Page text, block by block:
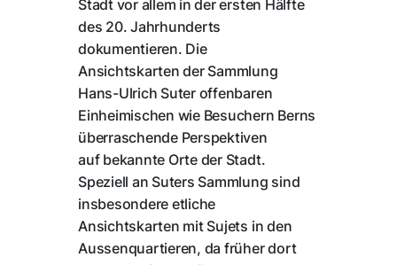
Stadt vor allem in der ersten Hälfte
des 20. Jahrhunderts
dokumentieren. Die
Ansichtskarten der Sammlung
Hans-Ulrich Suter offenbaren
Einheimischen wie Besuchern Berns
überraschende Perspektiven
auf bekannte Orte der Stadt.
Speziell an Suters Sammlung sind
insbesondere etliche
Ansichtskarten mit Sujets in den
Aussenquartieren, da früher dort